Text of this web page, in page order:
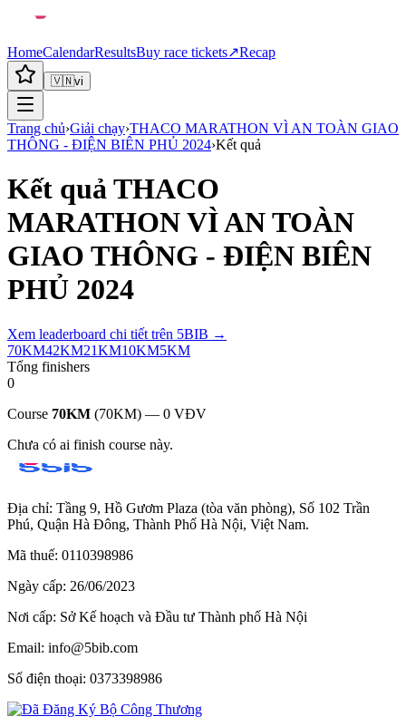
HomeCalendarResultsBuy race tickets↗Recap
🇻🇳vi
Trang chủ›Giải chạy›THACO MARATHON VÌ AN TOÀN GIAO
THÔNG - ĐIỆN BIÊN PHỦ 2024›Kết quả
Kết quảTHACO
MARATHON VÌ AN TOÀN
GIAO THÔNG - ĐIỆN BIÊN
PHỦ 2024
Xem leaderboard chi tiết trên 5BIB →
70KM42KM21KM10KM5KM
Tổng finishers
0
Course 70KM (70KM) — 0 VĐV
Chưa có ai finish course này.
Địa chỉ: Tầng 9, Hồ Gươm Plaza (tòa văn phòng), Số 102 Trần
Phú, Quận Hà Đông, Thành Phố Hà Nội, Việt Nam.
Mã thuế: 0110398986
Ngày cấp: 26/06/2023
Nơi cấp: Sở Kế hoạch và Đầu tư Thành phố Hà Nội
Email: info@5bib.com
Số điện thoại: 0373398986